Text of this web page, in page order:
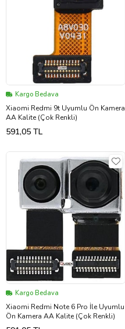
Kargo Bedava
Xiaomi Redmi 9t Uyumlu Ön Kamera
AA Kalite (Çok Renkli)
591,05 TL
Kargo Bedava
Xiaomi Redmi Note 6 Pro İle Uyumlu
Ön Kamera AA Kalite (Çok Renkli)